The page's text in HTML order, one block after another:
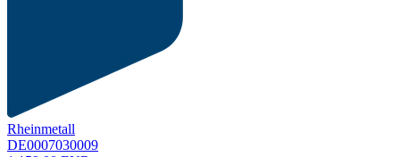
Rheinmetall
DE0007030009